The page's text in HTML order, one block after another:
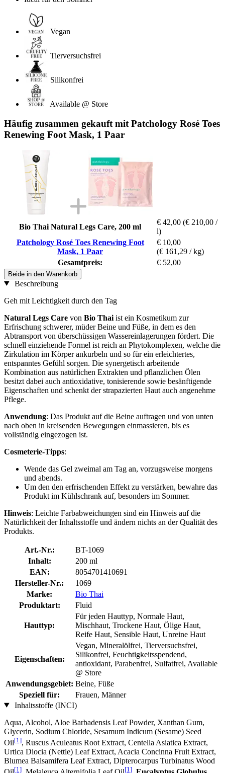
Vegan
Tierversuchsfrei
Silikonfrei
Available @ Store
Häufig zusammen gekauft mit Patchology Rosé Toes
Renewing Foot Mask, 1 Paar
Bio Thai Natural Legs Care, 200 ml
€ 42,00 (€ 210,00 /
l)
Patchology Rosé Toes Renewing Foot
Mask, 1 Paar
€ 10,00
(€ 161,29 / kg)
Gesamtpreis:
€ 52,00
Beide in den Warenkorb
Beschreibung
Geh mit Leichtigkeit durch den Tag
Natural Legs Care von Bio Thai ist ein Kosmetikum zur
Erfrischung schwerer, müder Beine und Füße, in dem es den
Abtransport von überschüssigen Wassereinlagerungen fördert. Die
schnell einziehende Formel ist reich an Phytokomplexen, welche die
Zirkulation im Körper ankurbeln und so für ein erleichtertes,
entspanntes Gefühl sorgen. Die synergetisch arbeitende
Kombination aus natürlichen Extrakten und pflanzlichen Ölen
besitzt dabei auch antioxidative, tonisierende sowie besänftigende
Eigenschaften und schenkt der strapazierten Haut auch angenehme
Pflege.
Anwendung: Das Produkt auf die Beine auftragen und von unten
nach oben in kreisenden Bewegungen einmassieren, bis es
vollständig eingezogen ist.
Cosmeterie-Tipps:
Wende das Gel zweimal am Tag an, vorzugsweise morgens
und abends.
Um den den erfrischenden Effekt zu verstärken, bewahre das
Produkt im Kühlschrank auf, besonders im Sommer.
Hinweis: Leichte Farbabweichungen sind ein Hinweis auf die
Natürlichkeit der Inhaltsstoffe und ändern nichts an der Qualität des
Produkts.
Art.-Nr.:
BT-1069
Inhalt:
200 ml
EAN:
8054701410691
Hersteller-Nr.:
1069
Marke:
Bio Thai
Produktart:
Fluid
Hauttyp:
Für jeden Hauttyp, Normale Haut,
Mischhaut, Trockene Haut, Ölige Haut,
Reife Haut, Sensible Haut, Unreine Haut
Eigenschaften:
Vegan, Mineralölfrei, Tierversuchsfrei,
Silikonfrei, Feuchtigkeitsspendend,
antioxidant, Parabenfrei, Sulfatfrei, Available
@ Store
Anwendungsgebiet: Beine, Füße
Speziell für:
Frauen, Männer
Inhaltsstoffe (INCI)
Aqua, Alcohol, Aloe Barbadensis Leaf Powder, Xanthan Gum,
Glycerin, Sodium Chloride, Sesamum Indicum (Sesame) Seed
Oil[1], Ruscus Aculeatus Root Extract, Centella Asiatica Extract,
Urtica Diocia (Nettle) Leaf Extract, Acacia Concinna Fruit Extract,
Blumea Balsamifera Leaf Extract, Dipterocarpus Turbinatus Wood
[1] [1]